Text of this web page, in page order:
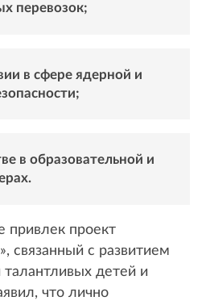
перевозок;
в сфере ядерной и
в образовательной и
привлек проект
связанный с развитием
детей и
что лично